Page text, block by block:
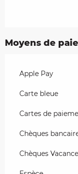
Moyens de
Apple Pay
Carte bleue
Cartes de
Chèques
Chèques